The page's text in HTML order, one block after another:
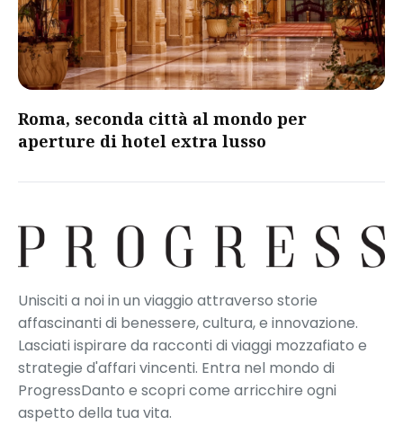
Roma, seconda città al mondo per
aperture di hotel extra lusso
Unisciti a noi in un viaggio attraverso storie
affascinanti di benessere, cultura, e innovazione.
Lasciati ispirare da racconti di viaggi mozzafiato e
strategie d'affari vincenti. Entra nel mondo di
ProgressDanto e scopri come arricchire ogni
aspetto della tua vita.